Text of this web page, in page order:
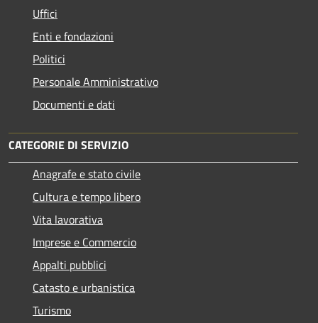
Uffici
Enti e fondazioni
Politici
Personale Amministrativo
Documenti e dati
CATEGORIE DI SERVIZIO
Anagrafe e stato civile
Cultura e tempo libero
Vita lavorativa
Imprese e Commercio
Appalti pubblici
Catasto e urbanistica
Turismo